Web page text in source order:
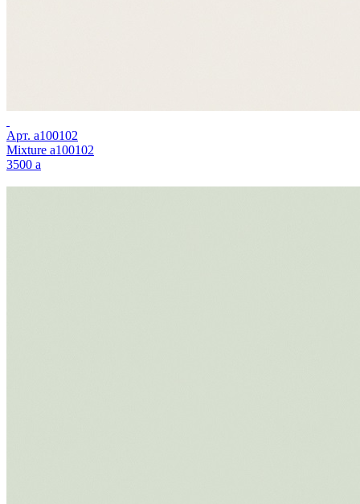
Арт. a100102
Mixture a100102
3500 a